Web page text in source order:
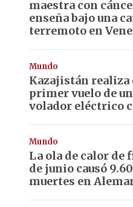
maestra con
enseña bajo una
terremoto en
Mundo
Kazajistán realiza
primer vuelo de
volador eléctrico
Mundo
La ola de calor de
de junio causó
muertes en